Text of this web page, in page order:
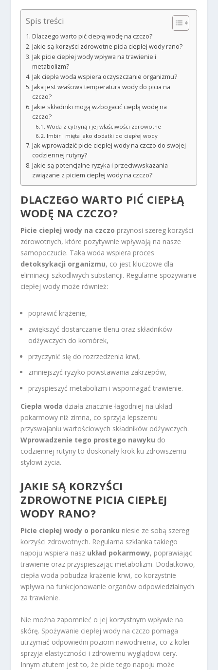
Spis treści
Dlaczego warto pić ciepłą wodę na czczo?
Jakie są korzyści zdrowotne picia ciepłej wody rano?
Jak picie ciepłej wody wpływa na trawienie i
metabolizm?
Jak ciepła woda wspiera oczyszczanie organizmu?
Jaka jest właściwa temperatura wody do picia na
czczo?
Jakie składniki mogą wzbogacić ciepłą wodę na
czczo?
Woda z cytryną i jej właściwości zdrowotne
Imbir i mięta jako dodatki do ciepłej wody
Jak wprowadzić picie ciepłej wody na czczo do swojej
codziennej rutyny?
Jakie są potencjalne ryzyka i przeciwwskazania
związane z piciem ciepłej wody na czczo?
DLACZEGO WARTO PIĆ CIEPŁĄ
WODĘ NA CZCZO?
Picie ciepłej wody na czczo przynosi szereg korzyści
zdrowotnych, które pozytywnie wpływają na nasze
samopoczucie. Taka woda wspiera proces
detoksykacji organizmu, co jest kluczowe dla
eliminacji szkodliwych substancji. Regularne spożywanie
ciepłej wody może również:
poprawić krążenie,
zwiększyć dostarczanie tlenu oraz składników
odżywczych do komórek,
przyczynić się do rozrzedzenia krwi,
zmniejszyć ryzyko powstawania zakrzepów,
przyspieszyć metabolizm i wspomagać trawienie.
Ciepła woda działa znacznie łagodniej na układ
pokarmowy niż zimna, co sprzyja lepszemu
przyswajaniu wartościowych składników odżywczych.
Wprowadzenie tego prostego nawyku do
codziennej rutyny to doskonały krok ku zdrowszemu
stylowi życia.
JAKIE SĄ KORZYŚCI
ZDROWOTNE PICIA CIEPŁEJ
WODY RANO?
Picie ciepłej wody o poranku niesie ze sobą szereg
korzyści zdrowotnych. Regularna szklanka takiego
napoju wspiera nasz układ pokarmowy, poprawiając
trawienie oraz przyspieszając metabolizm. Dodatkowo,
ciepła woda pobudza krążenie krwi, co korzystnie
wpływa na funkcjonowanie organów odpowiedzialnych
za trawienie.
Nie można zapomnieć o jej korzystnym wpływie na
skórę. Spożywanie ciepłej wody na czczo pomaga
utrzymać odpowiedni poziom nawodnienia, co z kolei
sprzyja elastyczności i zdrowemu wyglądowi cery.
Innym atutem jest to, że picie tego napoju może